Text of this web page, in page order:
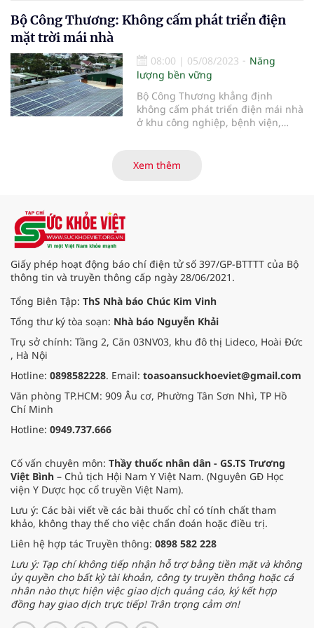
Bộ Công Thương: Không cấm phát triển điện
mặt trời mái nhà
08:00 | 05/08/2023
Năng
lượng bền vững
Bộ Công Thương khẳng định
không cấm phát triển điện mái nhà
ở khu công nghiệp, bệnh viện,
Xem thêm
Giấy phép hoạt động báo chí điện tử số 397/GP-BTTTT của Bộ
thông tin và truyền thông cấp ngày 28/06/2021.
Tổng Biên Tập: ThS Nhà báo Chúc Kim Vinh
Tổng thư ký tòa soạn: Nhà báo Nguyễn Khải
Trụ sở chính: Tầng 2, Căn 03NV03, khu đô thị Lideco, Hoài Đức
, Hà Nội
Hotline: 0898582228. Email: toasoansuckhoeviet@gmail.com
Văn phòng TP.HCM: 909 Âu cơ, Phường Tân Sơn Nhì, TP Hồ
Chí Minh
Hotline: 0949.737.666
Cố vấn chuyên môn: Thầy thuốc nhân dân - GS.TS Trương
Việt Bình – Chủ tịch Hội Nam Y Việt Nam. (Nguyên GĐ Học
viện Y Dược học cổ truyền Việt Nam).
Lưu ý: Các bài viết về các bài thuốc chỉ có tính chất tham
khảo, không thay thế cho việc chẩn đoán hoặc điều trị.
Liên hệ hợp tác Truyền thông: 0898 582 228
Lưu ý: Tạp chí không tiếp nhận hỗ trợ bằng tiền mặt và không
ủy quyền cho bất kỳ tài khoản, công ty truyền thông hoặc cá
nhân nào thực hiện việc giao dịch quảng cáo, ký kết hợp
đồng hay giao dịch trực tiếp! Trân trọng cảm ơn!